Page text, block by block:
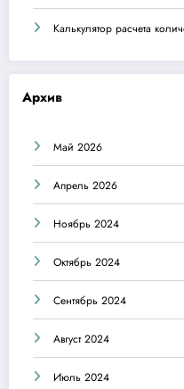
Калькулятор расчета
Архив
Май 2026
Апрель 2026
Ноябрь 2024
Октябрь 2024
Сентябрь 2024
Август 2024
Июль 2024